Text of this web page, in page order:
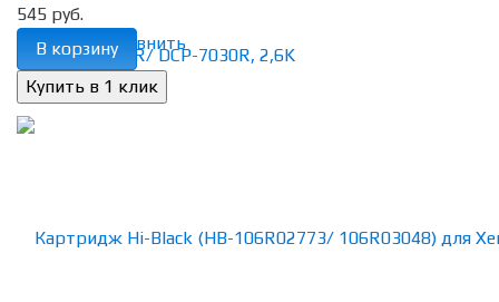
избранное сравнить
545 руб.
В корзину